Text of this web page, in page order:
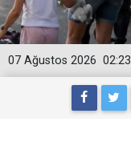
02:23
07 Ağustos 2026